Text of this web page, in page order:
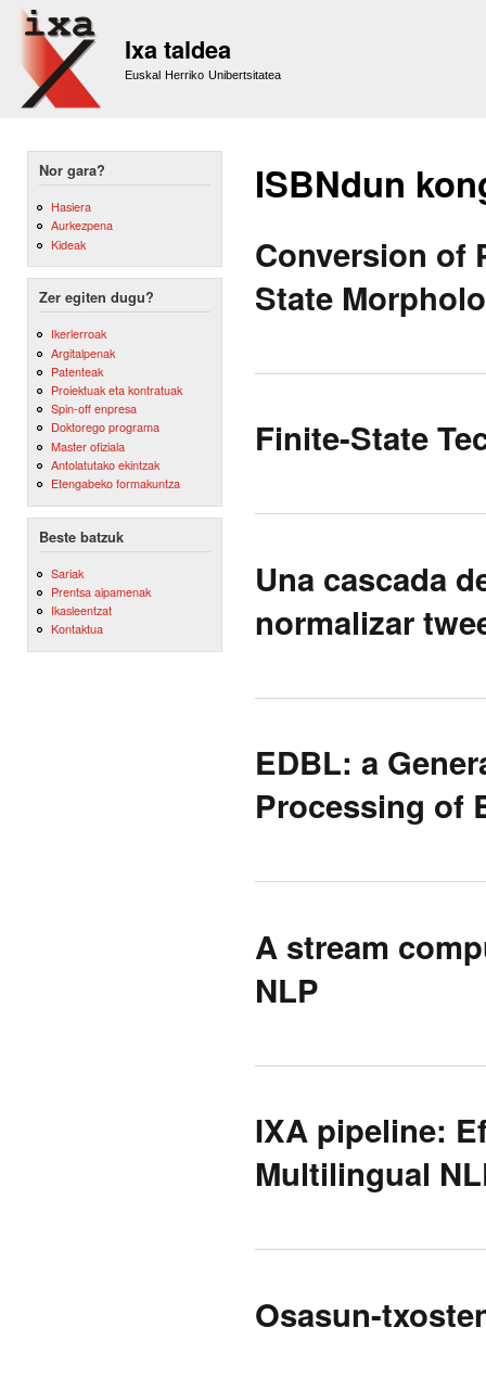
Ixa taldea
Euskal Herriko Unibertsitatea
Nor gara?
Hasiera
Aurkezpena
Kideak
Zer egiten dugu?
Ikerlerroak
Argitalpenak
Patenteak
Proiektuak eta kontratuak
Spin-off enpresa
Doktorego programa
Master ofiziala
Antolatutako ekintzak
Etengabeko formakuntza
Beste batzuk
Sariak
Prentsa aipamenak
Ikasleentzat
Kontaktua
ISBNdun
Conversion of
State
Finite-State
Una cascada
normalizar
EDBL: a
Processing of
A stream
NLP
IXA pipeline:
Multilingual
Osasun-